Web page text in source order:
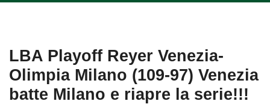
LBA Playoff Reyer Venezia-
Olimpia Milano (109-97) Venezia
batte Milano e riapre la serie!!!